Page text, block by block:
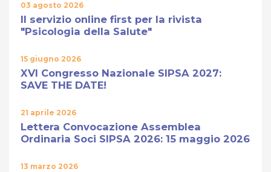
03 agosto 2026
Il servizio online first per la rivista
"Psicologia della Salute"
15 giugno 2026
XVI Congresso Nazionale SIPSA 2027:
SAVE THE DATE!
21 aprile 2026
Lettera Convocazione Assemblea
Ordinaria Soci SIPSA 2026: 15 maggio 2026
13 marzo 2026